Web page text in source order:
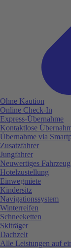
Ohne Kaution
Online Check-In
Express-Übernahme
Kontaktlose
Übernahme via
Zusatzfahrer
Jungfahrer
Neuwertiges Fahrzeug
Hotelzustellung
Einwegmiete
Kindersitz
Navigationssystem
Winterreifen
Schneeketten
Skiträger
Dachzelt
Alle Leistungen auf